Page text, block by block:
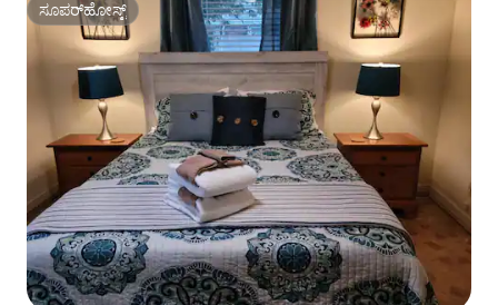
ಸೂಪರ್‌ಹೋಸ್ಟ್
ಸೂಪರ್‌ಹೋಸ್ಟ್